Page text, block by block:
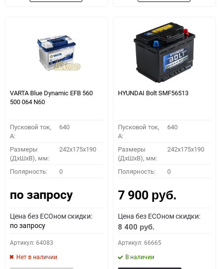
VARTA Blue Dynamic EFB 560
500 064 N60
Пусковой ток,
A:
640
Размеры
(ДхШхВ), мм:
242x175x190
Полярность: 0
по запросу
Цена без ECOном скидки:
по запросу
Артикул: 64083
Нет в наличии
HYUNDAI Bolt SMF56513
Пусковой ток,
A:
640
Размеры
(ДхШхВ), мм:
242x175x190
Полярность: 0
7 900 руб.
Цена без ECOном скидки:
8 400 руб.
Артикул: 66665
В наличии